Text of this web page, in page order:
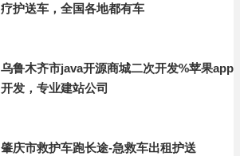
疗护送车，全国各地都有车
乌鲁木齐市java开源商城二次开发%苹果app
开发，专业建站公司
肇庆市救护车跑长途-急救车出租护送